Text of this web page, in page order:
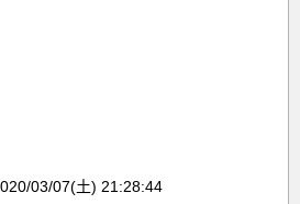
03/07(土) 21:28:44